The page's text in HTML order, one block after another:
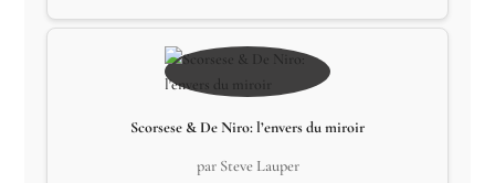
Scorsese & De Niro: l’envers du miroir
par Steve Lauper